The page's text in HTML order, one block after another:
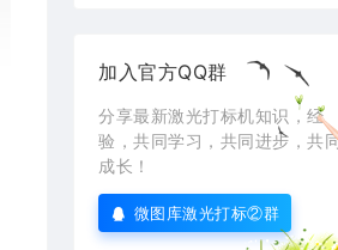
加入官方QQ群
分享最新激光打标机知识，经
验，共同学习，共同进步，共
成长！
微图库激光打标②群